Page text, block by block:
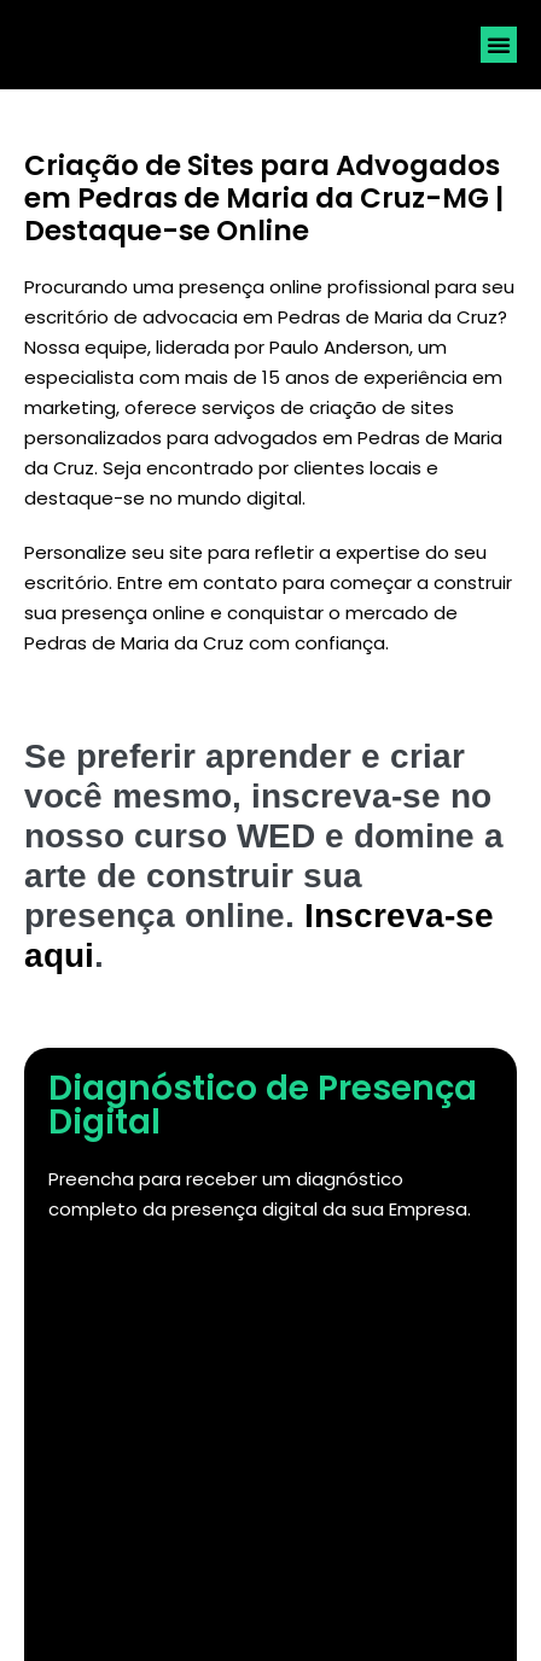
Criação de Sites para Advogados
em Pedras de Maria da Cruz-MG |
Destaque-se Online
Procurando uma presença online profissional para seu
escritório de advocacia em Pedras de Maria da Cruz?
Nossa equipe, liderada porPaulo Anderson, um
especialista com mais de 15 anos de experiência em
marketing, oferece serviços de criação de sites
personalizados para advogados em Pedras de Maria
da Cruz. Seja encontrado por clientes locais e
destaque-se no mundo digital.
Personalize seu site para refletir a expertise do seu
escritório. Entre em contato para começar a construir
sua presença online e conquistar o mercado de
Pedras de Maria da Cruz com confiança.
Se preferir aprender e criar
você mesmo, inscreva-se no
nosso curso WED e domine a
arte de construir sua
presença online. Inscreva-se
aqui.
Diagnóstico de Presença
Digital
Preencha para receber um diagnóstico
completo da presença digital da sua Empresa.